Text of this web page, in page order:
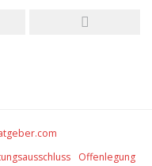
Offenlegung